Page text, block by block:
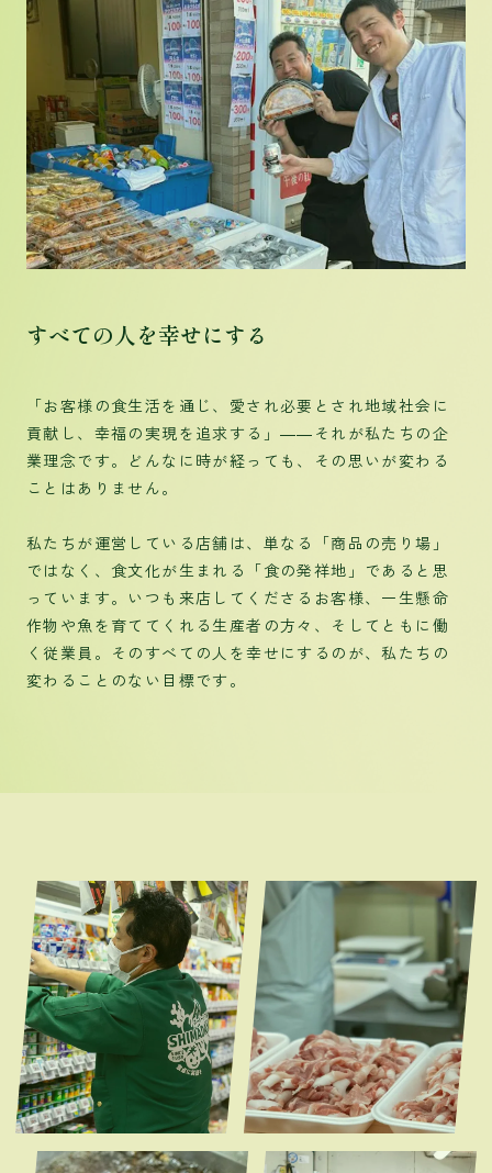
すべての人を幸せにする
「お客様の食生活を通じ、愛され必要とされ地域社会に
貢献し、幸福の実現を追求する」――それが私たちの企
業理念です。どんなに時が経っても、その思いが変わる
ことはありません。
私たちが運営している店舗は、単なる「商品の売り場」
ではなく、食文化が生まれる「食の発祥地」であると思
っています。いつも来店してくださるお客様、一生懸命
作物や魚を育ててくれる生産者の方々、そしてともに働
く従業員。そのすべての人を幸せにするのが、私たちの
変わることのない目標です。